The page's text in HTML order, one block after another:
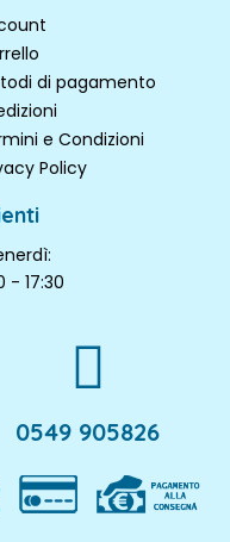
di pagamento
e Condizioni
Policy
- 17:30
0549 905826